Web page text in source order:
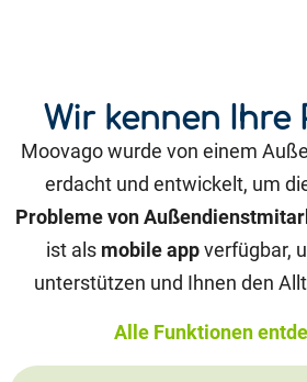
Wir kennen Ihre
Moovago wurde von einem
erdacht und entwickelt, um
Probleme von
ist als mobile appverfügbar,
unterstützen und Ihnen den
Alle Funktionen